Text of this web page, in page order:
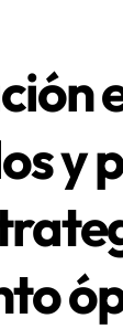
y